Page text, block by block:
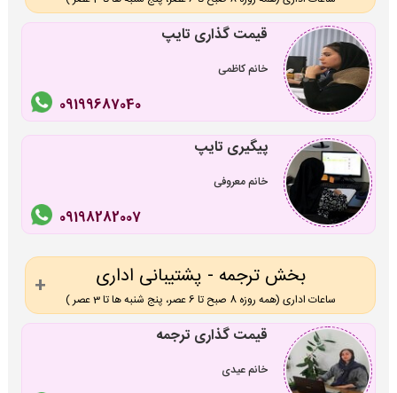
قیمت گذاری تایپ
خانم کاظمی
09199687040
پیگیری تایپ
خانم معروفی
09198282007
بخش ترجمه - پشتیبانی اداری
ساعات اداری (همه روزه 8 صبح تا 6 عصر، پنج شنبه ها تا 3 عصر )
قیمت گذاری ترجمه
خانم عیدی